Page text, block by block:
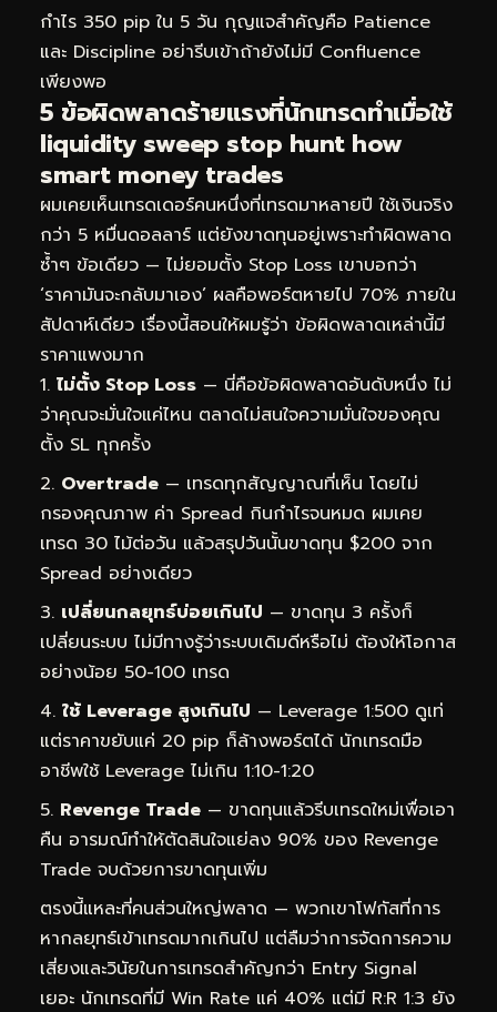
กำไร 350 pip ใน 5 วัน กุญแจสำคัญคือ Patience
และ Discipline อย่ารีบเข้าถ้ายังไม่มี Confluence
เพียงพอ
5 ข้อผิดพลาดร้ายแรงที่นักเทรดทำเมื่อใช้
liquidity sweep stop hunt how
smart money trades
ผมเคยเห็นเทรดเดอร์คนหนึ่งที่เทรดมาหลายปี ใช้เงินจริง
กว่า 5 หมื่นดอลลาร์ แต่ยังขาดทุนอยู่เพราะทำผิดพลาด
ซ้ำๆ ข้อเดียว — ไม่ยอมตั้ง Stop Loss เขาบอกว่า
‘ราคามันจะกลับมาเอง’ ผลคือพอร์ตหายไป 70% ภายใน
สัปดาห์เดียว เรื่องนี้สอนให้ผมรู้ว่า ข้อผิดพลาดเหล่านี้มี
ราคาแพงมาก
ไม่ตั้ง Stop Loss — นี่คือข้อผิดพลาดอันดับหนึ่ง ไม่
ว่าคุณจะมั่นใจแค่ไหน ตลาดไม่สนใจความมั่นใจของคุณ
ตั้ง SL ทุกครั้ง
Overtrade — เทรดทุกสัญญาณที่เห็น โดยไม่
กรองคุณภาพ ค่า Spread กินกำไรจนหมด ผมเคย
เทรด 30 ไม้ต่อวัน แล้วสรุปวันนั้นขาดทุน $200 จาก
Spread อย่างเดียว
เปลี่ยนกลยุทธ์บ่อยเกินไป — ขาดทุน 3 ครั้งก็
เปลี่ยนระบบ ไม่มีทางรู้ว่าระบบเดิมดีหรือไม่ ต้องให้โอกาส
อย่างน้อย 50-100 เทรด
ใช้ Leverage สูงเกินไป — Leverage 1:500 ดูเท่
แต่ราคาขยับแค่ 20 pip ก็ล้างพอร์ตได้ นักเทรดมือ
อาชีพใช้ Leverage ไม่เกิน 1:10-1:20
Revenge Trade — ขาดทุนแล้วรีบเทรดใหม่เพื่อเอา
คืน อารมณ์ทำให้ตัดสินใจแย่ลง 90% ของ Revenge
Trade จบด้วยการขาดทุนเพิ่ม
ตรงนี้แหละที่คนส่วนใหญ่พลาด — พวกเขาโฟกัสที่การ
หากลยุทธ์เข้าเทรดมากเกินไป แต่ลืมว่าการจัดการความ
เสี่ยงและวินัยในการเทรดสำคัญกว่า Entry Signal
เยอะ นักเทรดที่มี Win Rate แค่ 40% แต่มี R:R 1:3 ยัง